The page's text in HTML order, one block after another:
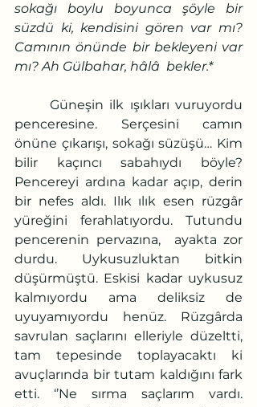
sokağı boylu boyunca şöyle bir
süzdü ki, kendisini gören var mı?
Camının önünde bir bekleyeni var
mı? Ah Gülbahar, hâlâ  bekler.*
penceresine. Serçesini camın
önüne çıkarışı, sokağı süzüşü… Kim
bilir kaçıncı sabahıydı böyle?
Pencereyi ardına kadar açıp, derin
bir nefes aldı. Ilık ılık esen rüzgâr
yüreğini ferahlatıyordu. Tutundu
pencerenin pervazına,  ayakta zor
durdu. Uykusuzluktan bitkin
düşürmüştü. Eskisi kadar uykusuz
kalmıyordu ama deliksiz de
uyuyamıyordu henüz. Rüzgârda
savrulan saçlarını elleriyle düzeltti,
tam tepesinde toplayacaktı ki
avuçlarında bir tutam kaldığını fark
etti. ‘’Ne sırma saçlarım vardı.